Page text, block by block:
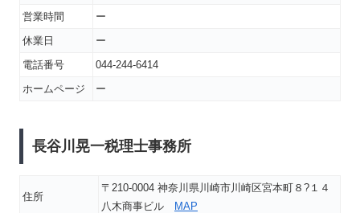
営業時間
ー
休業日
ー
電話番号
044-244-6414
ホームページ
ー
長谷川晃一税理士事務所
住所
〒210-0004 神奈川県川崎市川崎区宮本町８?１４
八木商事ビル
MAP